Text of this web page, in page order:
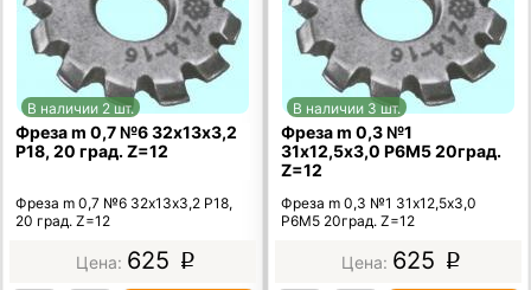
В наличии 2 шт.
Фреза m 0,7 №6 32х13х3,2
Р18, 20 град. Z=12
Фреза m 0,7 №6 32х13х3,2 Р18,
20 град. Z=12
625 p
В наличии 3 шт.
Фреза m 0,3 №1
31х12,5х3,0 Р6М5 20град.
Z=12
Фреза m 0,3 №1 31х12,5х3,0
Р6М5 20град. Z=12
625 p